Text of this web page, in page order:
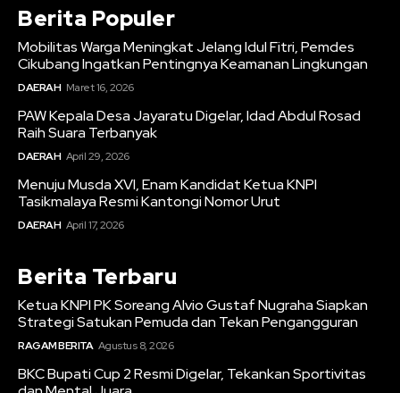
Berita Populer
Mobilitas Warga Meningkat Jelang Idul Fitri, Pemdes
Cikubang Ingatkan Pentingnya Keamanan Lingkungan
DAERAH Maret 16, 2026
PAW Kepala Desa Jayaratu Digelar, Idad Abdul Rosad
Raih Suara Terbanyak
DAERAH April 29, 2026
Menuju Musda XVI, Enam Kandidat Ketua KNPI
Tasikmalaya Resmi Kantongi Nomor Urut
DAERAH April 17, 2026
Berita Terbaru
Ketua KNPI PK Soreang Alvio Gustaf Nugraha Siapkan
Strategi Satukan Pemuda dan Tekan Pengangguran
RAGAM BERITA Agustus 8, 2026
BKC Bupati Cup 2 Resmi Digelar, Tekankan Sportivitas